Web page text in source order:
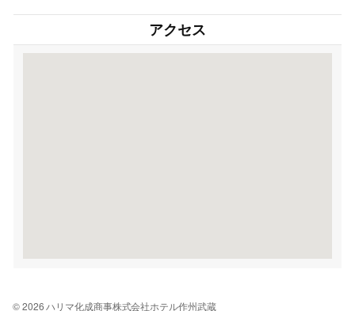
アクセス
© 2026 ハリマ化成商事株式会社ホテル作州武蔵